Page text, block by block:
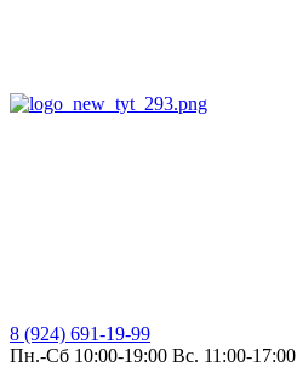
8 (924) 691-19-99
Пн.-Сб 10:00-19:00 Вс. 11:00-17:00